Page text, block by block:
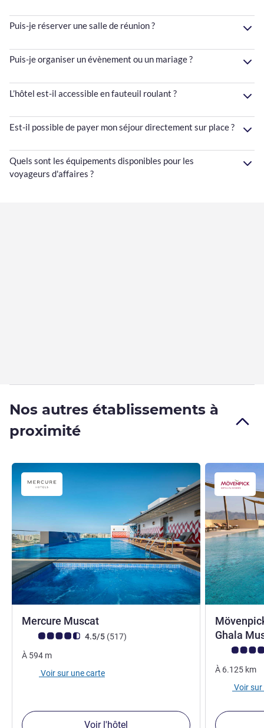
Puis-je réserver une salle de réunion ?
Puis-je organiser un évènement ou un mariage ?
L’hôtel est-il accessible en fauteuil roulant ?
Est-il possible de payer mon séjour directement sur place ?
Quels sont les équipements disponibles pour les
voyageurs d'affaires ?
Nos autres établissements à
proximité
Mercure Muscat
Note Avis clients (Note ALL)
4.5/5 (517avis
)
À 594 m
Voir sur une carte
Voir l'hôtel
Ghala
Note Avis
À 6.125 km
Voir sur